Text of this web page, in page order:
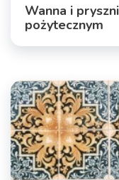
Wanna i
pożytecznym